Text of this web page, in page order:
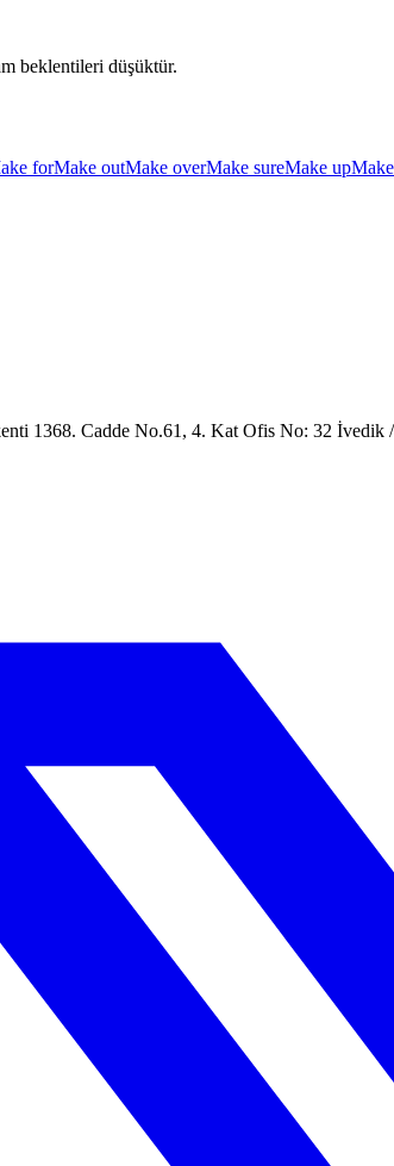
beklentileri düşüktür.
forMake outMake overMake sureMake up
1368. Cadde No.61, 4. Kat Ofis No: 32